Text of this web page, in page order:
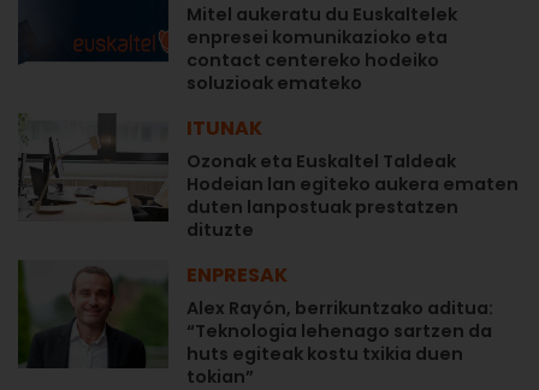
Mitel aukeratu du Euskaltelek
enpresei komunikazioko eta
contact centereko hodeiko
soluzioak emateko
ITUNAK
Ozonak eta Euskaltel Taldeak
Hodeian lan egiteko aukera ematen
duten lanpostuak prestatzen
dituzte
ENPRESAK
Alex Rayón, berrikuntzako aditua:
“Teknologia lehenago sartzen da
huts egiteak kostu txikia duen
tokian”